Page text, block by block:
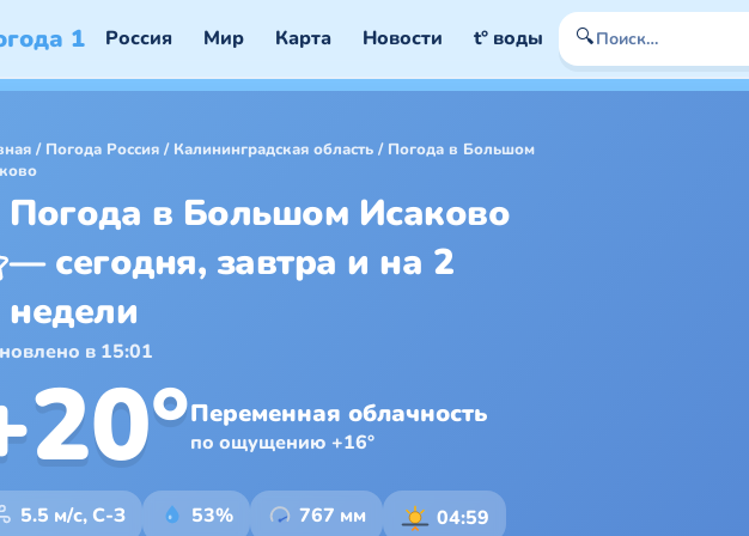
1 Россия Мир Карта Новости t° воды 🔍
/ Погода Россия / Калининградская область / Погода в Большом
Погода в Большом Исаково
— сегодня, завтра и на 2
недели
в 15:01
Переменная облачность
по ощущению +16°
5.5 м/с, С-З 53% 767 мм 04:59